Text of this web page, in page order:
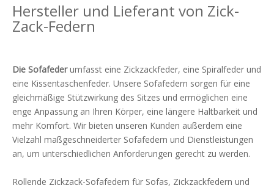
Hersteller und Lieferant von Zick-
Zack-Federn
Die Sofafederumfasst eine Zickzackfeder, eine Spiralfeder und
eine Kissentaschenfeder. Unsere Sofafedern sorgen für eine
gleichmäßige Stützwirkung des Sitzes und ermöglichen eine
enge Anpassung an Ihren Körper, eine längere Haltbarkeit und
mehr Komfort. Wir bieten unseren Kunden außerdem eine
Vielzahl maßgeschneiderter Sofafedern und Dienstleistungen
an, um unterschiedlichen Anforderungen gerecht zu werden.
Rollende Zickzack-Sofafedern für Sofas, Zickzackfedern und